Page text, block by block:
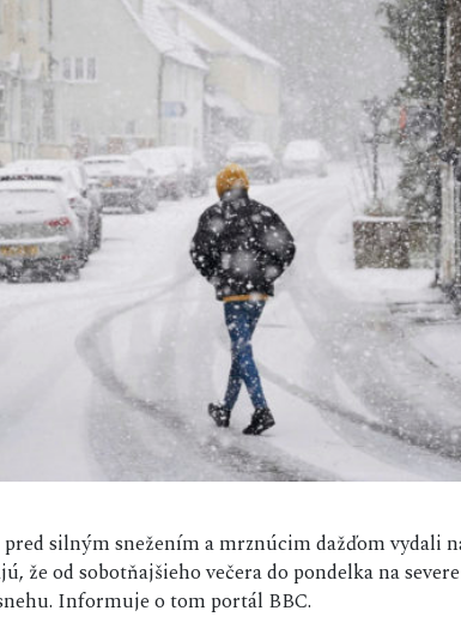
pred silným snežením a mrznúcim dažďom vydali
že od sobotňajšieho večera do pondelka na
Informuje o tom portál BBC.